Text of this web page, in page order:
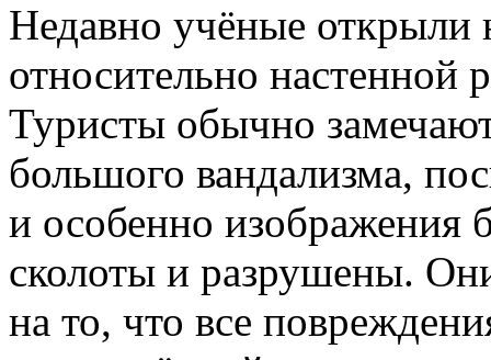
Недавно учёные открыли
относительно настенной
Туристы обычно
большого вандализма,
и особенно изображения
сколоты и разрушены.
на то, что все